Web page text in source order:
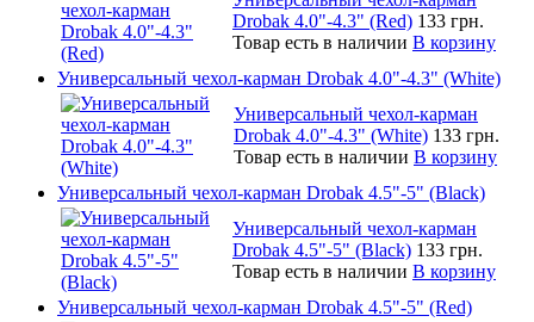
Drobak 4.0"-4.3" (Red) 133 грн.
Товар есть в наличии В корзину
Универсальный чехол-карман Drobak 4.0"-4.3" (White)
Универсальный чехол-карман
Drobak 4.0"-4.3" (White) 133 грн.
Товар есть в наличии В корзину
Универсальный чехол-карман Drobak 4.5"-5" (Black)
Универсальный чехол-карман
Drobak 4.5"-5" (Black) 133 грн.
Товар есть в наличии В корзину
Универсальный чехол-карман Drobak 4.5"-5" (Red)